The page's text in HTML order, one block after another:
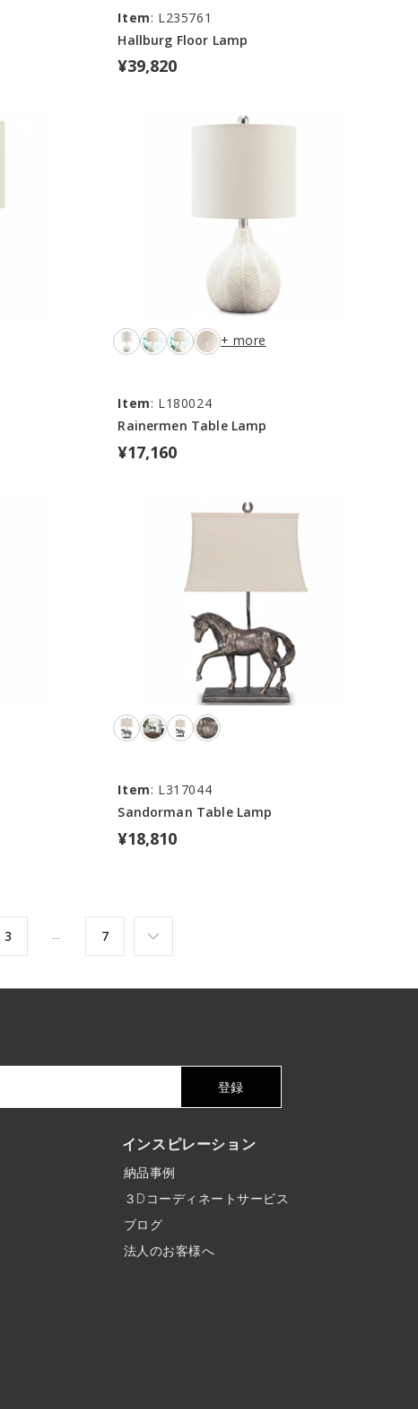
Item: L235761
Hallburg Floor Lamp
¥39,820
+ more
Item: L180024
Rainermen Table Lamp
¥17,160
Item: L317044
Sandorman Table Lamp
¥18,810
3 … 7
登録
インスピレーション
納品事例
３Dコーディネートサービス
ブログ
法人のお客様へ